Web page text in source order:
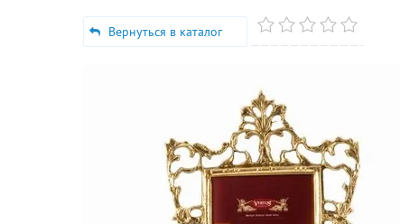
Вернуться в каталог